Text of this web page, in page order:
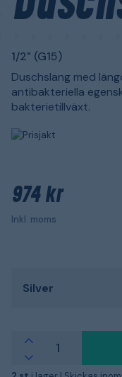
1/2" (G15)
Duschslang med
antibakteriella
bakterietillväxt.
974 kr
Inkl. moms
Silver